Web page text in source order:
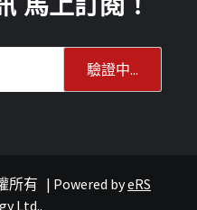
文化
馬上訂閱！
所有 | Powered byeRS
Ltd..